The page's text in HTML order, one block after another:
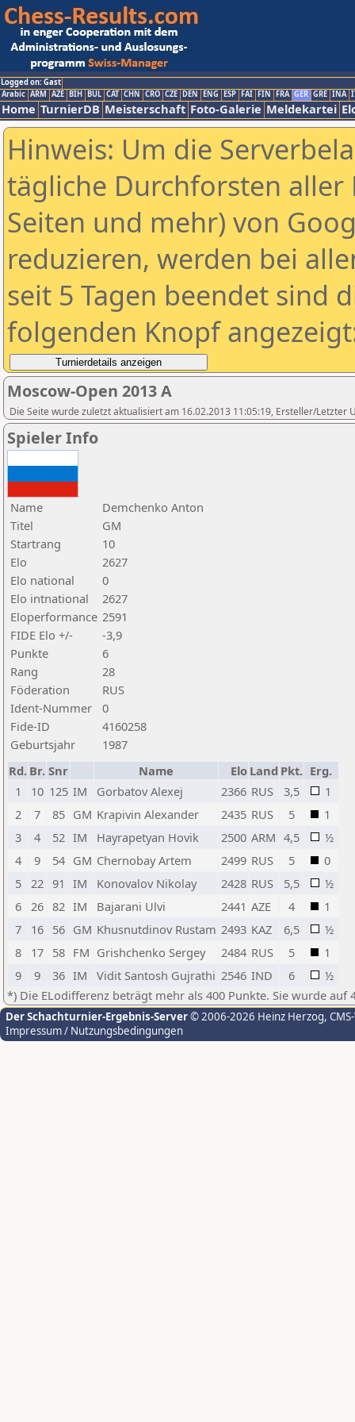
Logged on: Gast
Arabic ARM AZE BIH BUL CAT CHN CRO CZE DEN ENG ESP FAI FIN FRA GER GRE INA
Home TurnierDB Meisterschaft Foto-Galerie Meldekartei
Hinweis: Um die
tägliche Durchforsten aller
Seiten und mehr) von
reduzieren, werden bei
seit 5 Tagen beendet sind
folgenden Knopf
Moscow-Open 2013 A
Die Seite wurde zuletzt aktualisiert am 16.02.2013 11:05:19, Ersteller/Letzter
Spieler Info
Name
Demchenko Anton
Titel
GM
Startrang
10
Elo
2627
Elo national
0
Elo intnational
2627
Eloperformance 2591
FIDE Elo +/-
-3,9
Punkte
6
Rang
28
Föderation
RUS
Ident-Nummer
0
Fide-ID
4160258
Geburtsjahr
1987
Rd. Br. Snr Name Elo Land Pkt. Erg.
1
10 125 IM Gorbatov Alexej 2366 RUS 3,5
1
2
7 85 GM Krapivin Alexander 2435 RUS 5
1
3
4 52 IM Hayrapetyan Hovik 2500 ARM 4,5
½
4
9 54 GM Chernobay Artem 2499 RUS 5
0
5
22 91 IM Konovalov Nikolay 2428 RUS 5,5
½
6
26 82 IM Bajarani Ulvi 2441 AZE 4
1
7
16 56 GM Khusnutdinov Rustam 2493 KAZ 6,5
½
8
17 58 FM Grishchenko Sergey 2484 RUS 5
1
9
9 36 IM Vidit Santosh Gujrathi 2546 IND 6
½
*) Die ELodifferenz beträgt mehr als 400 Punkte. Sie wurde auf
Der Schachturnier-Ergebnis-Server© 2006-2026 Heinz Herzog,
Impressum / Nutzungsbedingungen